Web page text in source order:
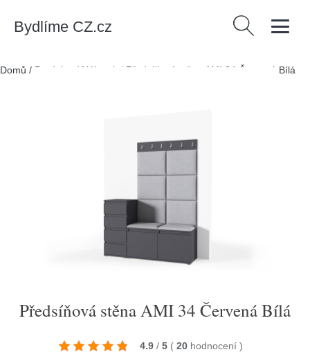
Bydlíme CZ.cz Vyhledávání
Domů / Produkty / Nábytek / Předsíňová stěna AMI 34 Červená Bílá
Předsíňová stěna AMI 34 Červená Bílá
4.9 / 5 ( 20 hodnocení )